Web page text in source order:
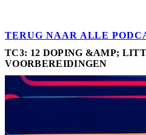
TERUG NAAR ALLE
TC3: 12 DOPING &AMP;
VOORBEREIDINGEN